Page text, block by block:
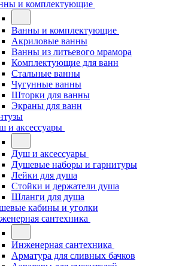
и комплектующие
Ванны и комплектующие
Акриловые ванны
Ванны из литьевого мрамора
Комплектующие для ванн
Стальные ванны
Чугунные ванны
Шторки для ванны
Экраны для ванн
и аксессуары
Душ и аксессуары
Душевые наборы и гарнитуры
Лейки для душа
Стойки и держатели душа
Шланги для душа
кабины и уголки
сантехника
Инженерная сантехника
Арматура для сливных бачков